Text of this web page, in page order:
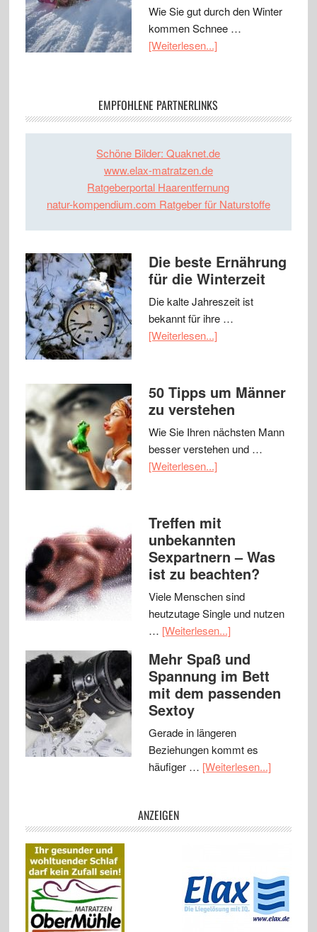
Wie Sie gut durch den Winter
kommen Schnee …
[Weiterlesen...]
EMPFOHLENE PARTNERLINKS
Schöne Bilder: Quaknet.de
www.elax-matratzen.de
Ratgeberportal Haarentfernung
natur-kompendium.com Ratgeber für Naturstoffe
Die beste Ernährung
für die Winterzeit
Die kalte Jahreszeit ist
bekannt für ihre …
[Weiterlesen...]
50 Tipps um Männer
zu verstehen
Wie Sie Ihren nächsten Mann
besser verstehen und …
[Weiterlesen...]
Treffen mit
unbekannten
Sexpartnern – Was
ist zu beachten?
Viele Menschen sind
heutzutage Single und nutzen
… [Weiterlesen...]
Mehr Spaß und
Spannung im Bett
mit dem passenden
Sextoy
Gerade in längeren
Beziehungen kommt es
häufiger … [Weiterlesen...]
ANZEIGEN